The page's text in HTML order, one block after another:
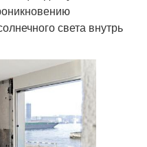
света внутрь